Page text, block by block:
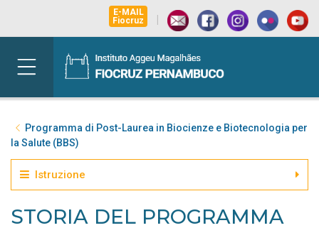
E-MAIL
Fiocruz
|
Programma di Post-Laurea in Biocienze e Biotecnologia per
la Salute (BBS)
Istruzione
STORIA DEL PROGRAMMA